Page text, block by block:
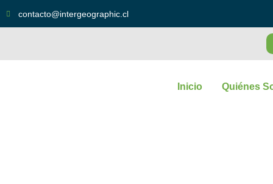
contacto@intergeographic.cl
Inicio Quiénes